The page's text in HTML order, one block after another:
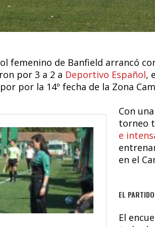
femenino de Banfield arrancó
por 3 a 2 a Deportivo Español,
por la 14º fecha de la Zona
Con
torneo
e
en el
EL PARTIDO
El